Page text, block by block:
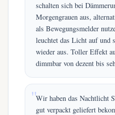
schalten sich bei
Morgengrauen aus,
als Bewegungsmelder
leuchtet das Licht auf und
wieder aus. Toller Effekt
dimmbar von dezent bis
Wir haben das Nachtlicht
gut verpackt geliefert